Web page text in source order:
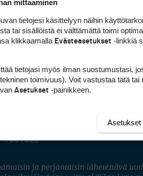
INSTAGRAM
YOUTUBE
ja perjantaisin lähetettävä
mittaaminen
tietojesi käsittelyyn näihin
tai sisällöistä ei välttämättä toimi
klikkaamalla Evästeasetukset -linkkiä
tietojasi myös ilman suostumustasi,
toimivuus). Voit vastustaa tätä tai
Asetukset -painikkeen.
Asetukset